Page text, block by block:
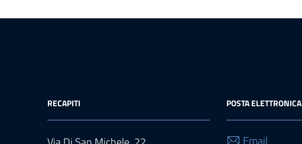
RECAPITI POSTA ELETTRONICA
Email